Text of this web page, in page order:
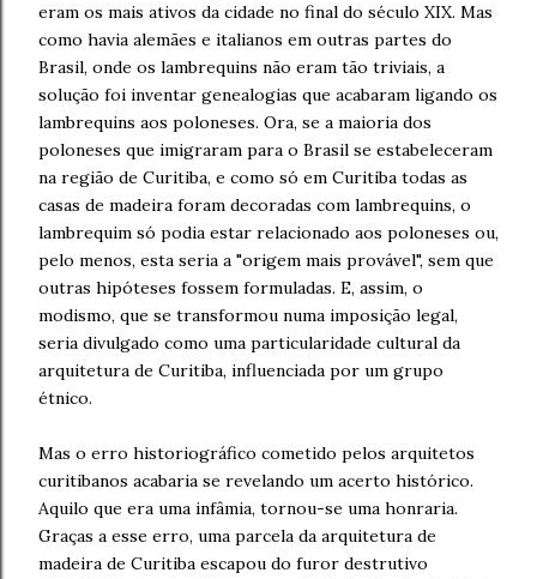
eram os mais ativos da cidade no final do século XIX. Mas
como havia alemães e italianos em outras partes do
Brasil, onde os lambrequins não eram tão triviais, a
solução foi inventar genealogias que acabaram ligando os
lambrequins aos poloneses. Ora, se a maioria dos
poloneses que imigraram para o Brasil se estabeleceram
na região de Curitiba, e como só em Curitiba todas as
casas de madeira foram decoradas com lambrequins, o
lambrequim só podia estar relacionado aos poloneses ou,
pelo menos, esta seria a "origem mais provável", sem que
outras hipóteses fossem formuladas. E, assim, o
modismo, que se transformou numa imposição legal,
seria divulgado como uma particularidade cultural da
arquitetura de Curitiba, influenciada por um grupo
étnico.
Mas o erro historiográfico cometido pelos arquitetos
curitibanos acabaria se revelando um acerto histórico.
Aquilo que era uma infâmia, tornou-se uma honraria.
Graças a esse erro, uma parcela da arquitetura de
madeira de Curitiba escapou do furor destrutivo